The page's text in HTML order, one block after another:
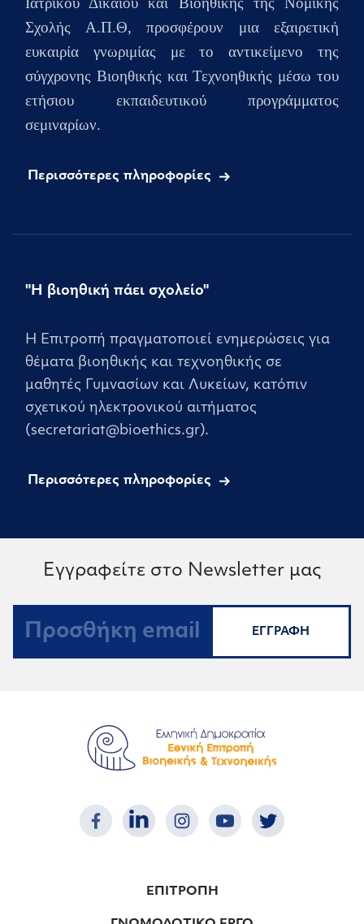
Σχολής Α.Π.Θ, προσφέρουν μια εξαιρετική
ευκαιρία γνωριμίας με το αντικείμενο της
σύγχρονης Βιοηθικής και Τεχνοηθικής μέσω του
ετήσιου
εκπαιδευτικού προγράμματος
σεμιναρίων.
Περισσότερες πληροφορίες
"Η βιοηθική πάει σχολείο"
Η Επιτροπή πραγματοποιεί ενημερώσεις για
θέματα βιοηθικής και τεχνοηθικής σε
μαθητές Γυμνασίων και Λυκείων, κατόπιν
σχετικού ηλεκτρονικού αιτήματος
(secretariat@bioethics.gr).
Περισσότερες πληροφορίες
Εγγραφείτε στο Newsletter μας
ΕΓΓΡΑΦΗ
ΕΠΙΤΡΟΠΗ